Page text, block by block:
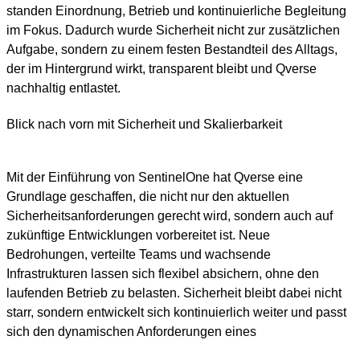
standen Einordnung, Betrieb und kontinuierliche Begleitung
im Fokus. Dadurch wurde Sicherheit nicht zur zusätzlichen
Aufgabe, sondern zu einem festen Bestandteil des Alltags,
der im Hintergrund wirkt, transparent bleibt und Qverse
nachhaltig entlastet.
Blick nach vorn mit Sicherheit und Skalierbarkeit
Mit der Einführung von SentinelOne hat Qverse eine
Grundlage geschaffen, die nicht nur den aktuellen
Sicherheitsanforderungen gerecht wird, sondern auch auf
zukünftige Entwicklungen vorbereitet ist. Neue
Bedrohungen, verteilte Teams und wachsende
Infrastrukturen lassen sich flexibel absichern, ohne den
laufenden Betrieb zu belasten. Sicherheit bleibt dabei nicht
starr, sondern entwickelt sich kontinuierlich weiter und passt
sich den dynamischen Anforderungen eines